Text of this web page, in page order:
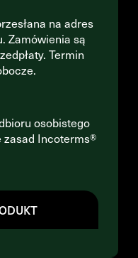
na adres
Zamówienia są
Termin
osobistego
zasad Incoterms®